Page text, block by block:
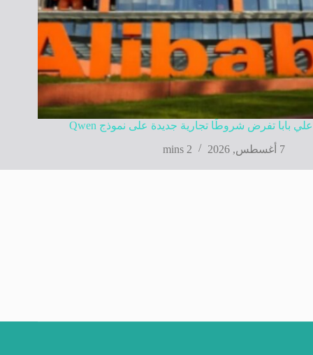
علي بابا تفرض شروطًا تجارية جديدة على نموذج Qwen
7 أغسطس, 2026
2 mins